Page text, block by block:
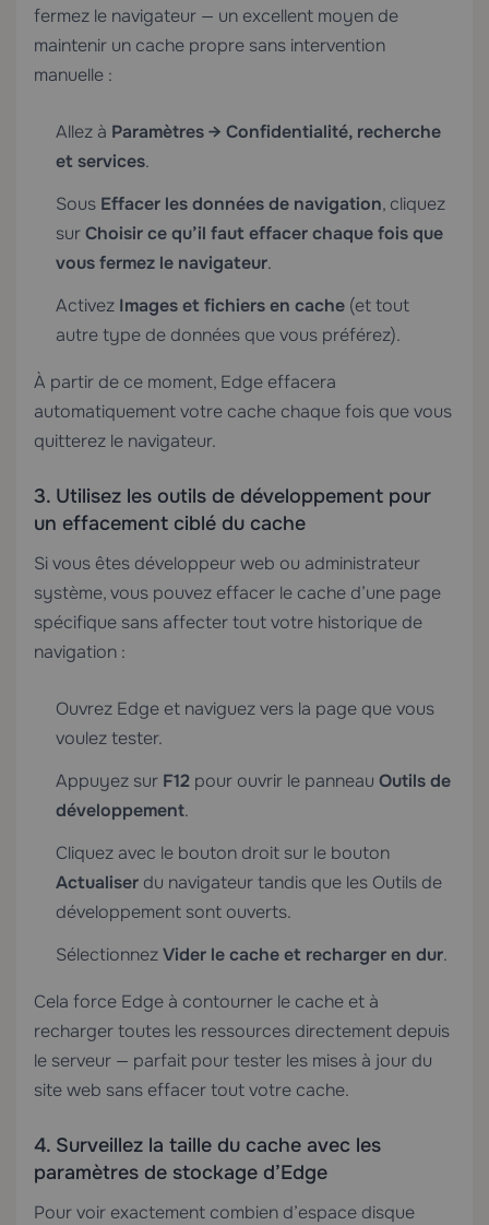
fermez le navigateur — un excellent moyen de
maintenir un cache propre sans intervention
manuelle :
Allez à Paramètres → Confidentialité, recherche
et services.
Sous Effacer les données de navigation, cliquez
surChoisir ce qu’il faut effacer chaque fois que
vous fermez le navigateur.
Activez Images et fichiers en cache (et tout
autre type de données que vous préférez).
À partir de ce moment, Edge effacera
automatiquement votre cache chaque fois que vous
quitterez le navigateur.
3. Utilisez les outils de développement pour
un effacement ciblé du cache
Si vous êtes développeur web ou administrateur
système, vous pouvez effacer le cache d’une page
spécifique sans affecter tout votre historique de
navigation :
Ouvrez Edge et naviguez vers la page que vous
voulez tester.
Appuyez sur F12 pour ouvrir le panneau Outils de
développement.
Cliquez avec le bouton droit sur le bouton
Actualiser du navigateur tandis que les Outils de
développement sont ouverts.
SélectionnezVider le cache et recharger en dur.
Cela force Edge à contourner le cache et à
recharger toutes les ressources directement depuis
le serveur — parfait pour tester les mises à jour du
site web sans effacer tout votre cache.
4. Surveillez la taille du cache avec les
paramètres de stockage d’Edge
Pour voir exactement combien d’espace disque